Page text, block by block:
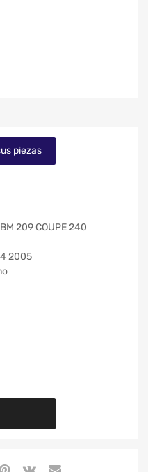
piezas
209 COUPE 240
2005